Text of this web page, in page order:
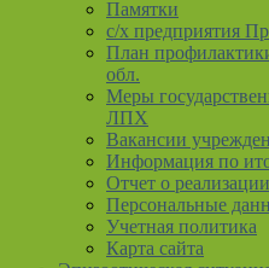
Памятки
с/х предприятия
План
обл.
Меры
ЛПХ
Вакансии
Информация по
Отчет о
Персональные
Учетная политика
Карта сайта